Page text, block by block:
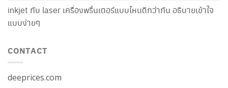
inkjet กับ laser เครื่องพริ้นเตอร์แบบไหนดีกว่ากัน อธิบายเข้าใจ
แบบง่ายๆ
CONTACT
deeprices.com